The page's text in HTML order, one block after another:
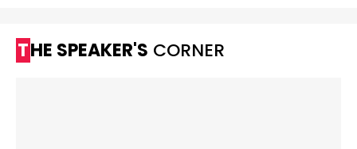
THE SPEAKER'S CORNER